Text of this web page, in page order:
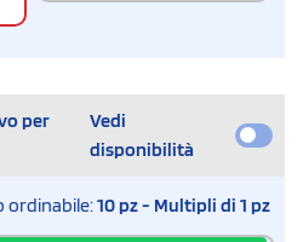
per
Vedi
disponibilità
ordinabile:10 pz - Multipli di 1 pz